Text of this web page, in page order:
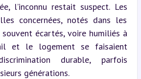
l’inconnu restait suspect. Les
concernées, notés dans les
écartés, voire humiliés à
et le logement se faisaient
durable, parfois
générations.